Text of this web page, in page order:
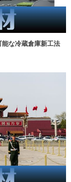
能な冷蔵倉庫新工法